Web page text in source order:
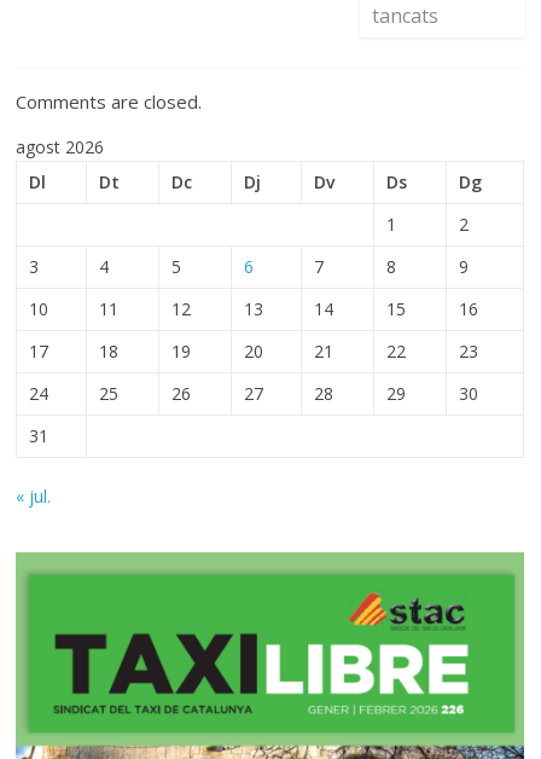
tancats
Comments are closed.
agost 2026
Dl
Dt Dc Dj Dv Ds
Dg
1
2
3
4 5 6 7 8
9
10
11 12 13 14 15
16
17
18 19 20 21 22
23
24
25 26 27 28 29
30
31
« jul.